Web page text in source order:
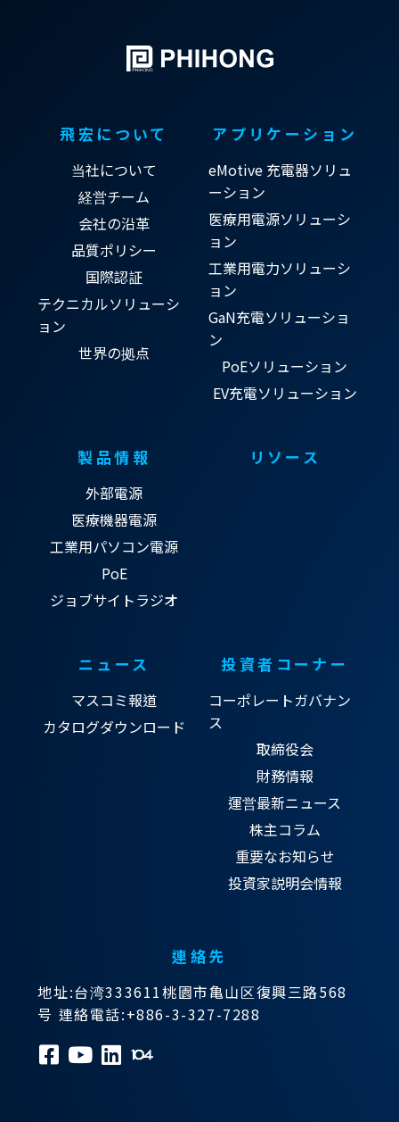
飛宏について
当社について
経営チーム
会社の沿革
品質ポリシー
国際認証
テクニカルソリューシ
ョン
世界の拠点
アプリケーション
eMotive 充電器ソリュ
ーション
医療用電源ソリューシ
ョン
工業用電力ソリューシ
ョン
GaN充電ソリューショ
ン
PoEソリューション
EV充電ソリューション
製品情報
外部電源
医療機器電源
工業用パソコン電源
PoE
ジョブサイトラジオ
リソース
ニュース
マスコミ報道
カタログダウンロード
投資者コーナー
コーポレートガバナン
ス
取締役会
財務情報
運営最新ニュース
株主コラム
重要なお知らせ
投資家説明会情報
連絡先
地址:台湾333611桃園市亀山区復興三路568
号 連絡電話:+886-3-327-7288